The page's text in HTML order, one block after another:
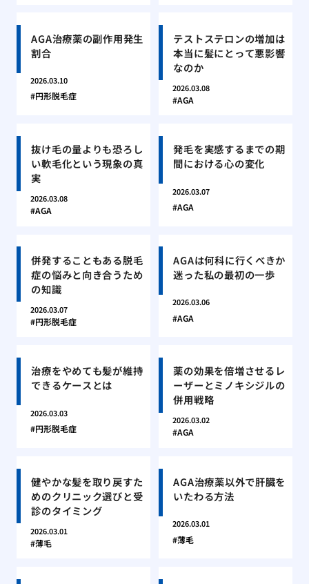
AGA治療薬の副作用発生
割合
2026.03.10
円形脱毛症
テストステロンの増加は
本当に髪にとって悪影響
なのか
2026.03.08
AGA
抜け毛の量よりも恐ろし
い軟毛化という現象の真
実
2026.03.08
AGA
発毛を実感するまでの期
間における心の変化
2026.03.07
AGA
併発することもある脱毛
症の悩みと向き合うため
の知識
2026.03.07
円形脱毛症
AGAは何科に行くべきか
迷った私の最初の一歩
2026.03.06
AGA
治療をやめても髪が維持
できるケースとは
2026.03.03
円形脱毛症
薬の効果を倍増させるレ
ーザーとミノキシジルの
併用戦略
2026.03.02
AGA
健やかな髪を取り戻すた
めのクリニック選びと受
診のタイミング
2026.03.01
薄毛
AGA治療薬以外で肝臓を
いたわる方法
2026.03.01
薄毛